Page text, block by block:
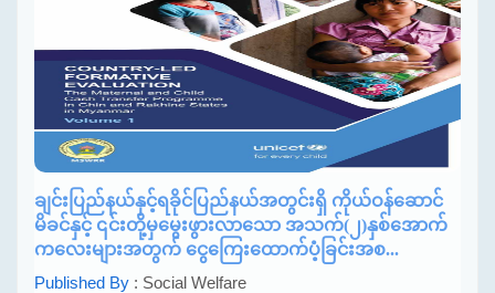
ချင်းပြည်နယ်နှင့်ရခိုင်ပြည်နယ်အတွင်းရှိ ကိုယ်ဝန်ဆောင်
မိခင်နှင့် ၎င်းတို့မှမွေးဖွားလာသော အသက်(၂)နှစ်အောက်
ကလေးများအတွက် ငွေကြေးထောက်ပံ့ခြင်းအစ...
Published By : Social Welfare